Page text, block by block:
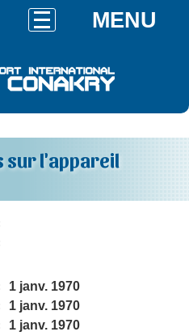
MENU
sur l'appareil
1 janv. 1970
1 janv. 1970
1 janv. 1970